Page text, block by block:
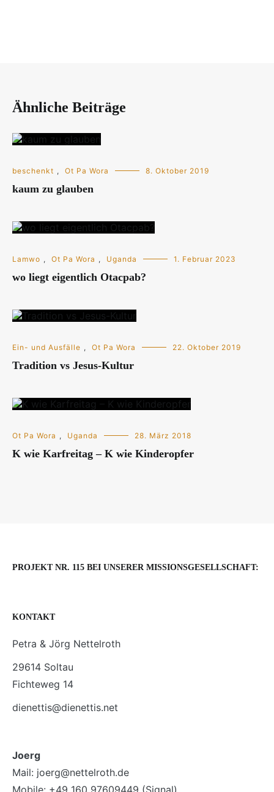
Ähnliche Beiträge
beschenkt , Ot Pa Wora 8. Oktober 2019
kaum zu glauben
Lamwo , Ot Pa Wora , Uganda 1. Februar 2023
wo liegt eigentlich Otacpab?
Ein- und Ausfälle , Ot Pa Wora 22. Oktober 2019
Tradition vs Jesus-Kultur
Ot Pa Wora , Uganda 28. März 2018
K wie Karfreitag – K wie Kinderopfer
PROJEKT NR. 115 BEI UNSERER MISSIONSGESELLSCHAFT:
KONTAKT
Petra & Jörg Nettelroth
29614 Soltau
Fichteweg 14
dienettis@dienettis.net
Joerg
Mail: joerg@nettelroth.de
Mobile: +49 160 97609449 (Signal)